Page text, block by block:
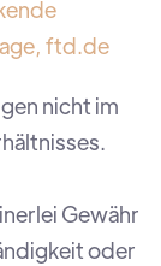
ftd.de
nicht im
Gewähr
oder